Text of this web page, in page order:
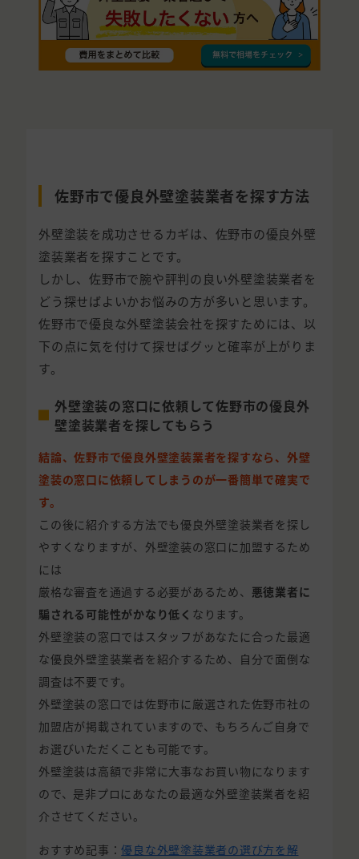
佐野市で優良外壁塗装業者を探す方法
外壁塗装を成功させるカギは、佐野市の優良外壁
塗装業者を探すことです。
しかし、佐野市で腕や評判の良い外壁塗装業者を
どう探せばよいかお悩みの方が多いと思います。
佐野市で優良な外壁塗装会社を探すためには、以
下の点に気を付けて探せばグッと確率が上がりま
す。
外壁塗装の窓口に依頼して佐野市の優良外
壁塗装業者を探してもらう
結論、佐野市で優良外壁塗装業者を探すなら、外壁
塗装の窓口に依頼してしまうのが一番簡単で確実で
す。
この後に紹介する方法でも優良外壁塗装業者を探し
やすくなりますが、外壁塗装の窓口に加盟するため
には
厳格な審査を通過する必要があるため、 悪徳業者に
騙される可能性がかなり低く なります。
外壁塗装の窓口ではスタッフがあなたに合った最適
な優良外壁塗装業者を紹介するため、自分で面倒な
調査は不要です。
外壁塗装の窓口では佐野市に厳選された佐野市社の
加盟店が掲載されていますので、もちろんご自身で
お選びいただくことも可能です。
外壁塗装は高額で非常に大事なお買い物になります
ので、是非プロにあなたの最適な外壁塗装業者を紹
介させてください。
おすすめ記事：優良な外壁塗装業者の選び方を解